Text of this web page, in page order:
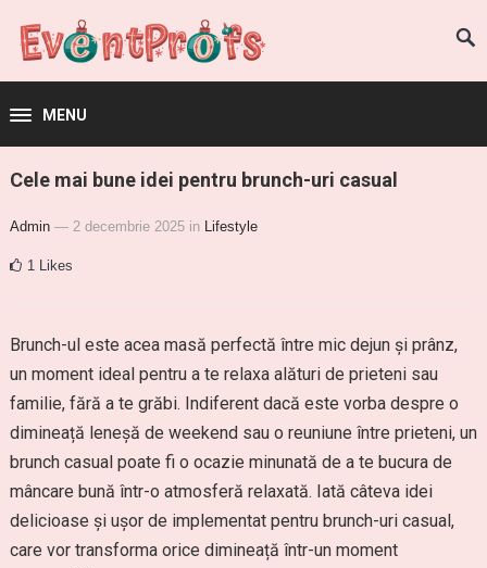
MENU
Cele mai bune idei pentru brunch-uri casual
Admin — 2 decembrie 2025 in Lifestyle
1 Likes
Brunch-ul este acea masă perfectă între mic dejun și prânz,
un moment ideal pentru a te relaxa alături de prieteni sau
familie, fără a te grăbi. Indiferent dacă este vorba despre o
dimineață leneșă de weekend sau o reuniune între prieteni, un
brunch casual poate fi o ocazie minunată de a te bucura de
mâncare bună într-o atmosferă relaxată. Iată câteva idei
delicioase și ușor de implementat pentru brunch-uri casual,
care vor transforma orice dimineață într-un moment